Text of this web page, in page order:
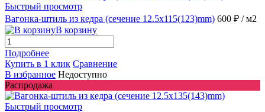
Быстрый просмотр
Вагонка-штиль из кедра (сечение 12.5x115(123)mm) 600 ₽ / м2
В корзину
Подробнее
Купить в 1 клик Сравнение
В избранное Недоступно
Распродажа
Быстрый просмотр